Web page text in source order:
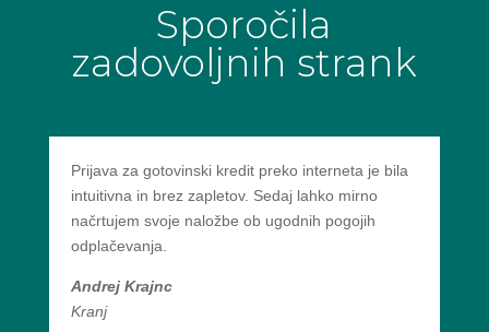
Sporočila
zadovoljnih strank
Prijava za gotovinski kredit preko interneta je bila
intuitivna in brez zapletov. Sedaj lahko mirno
načrtujem svoje naložbe ob ugodnih pogojih
odplačevanja.
Andrej Krajnc
Kranj